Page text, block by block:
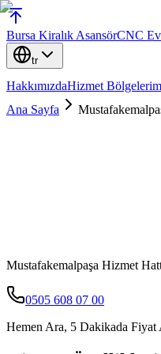
Bursa Kiralık AsansörCNC
tr
HakkımızdaHizmet
Ana Sayfa
Mustafakemalpaşa Hizmet
0505 608 07 00
Hemen Ara, 5 Dakikada Fiyat